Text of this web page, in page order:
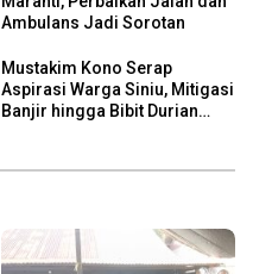
Ambulans Jadi Sorotan
Mustakim Kono Serap
Aspirasi Warga Siniu, Mitigasi
Banjir hingga Bibit Durian